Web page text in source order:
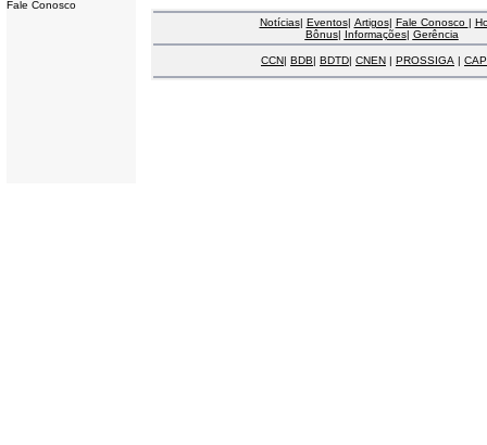
Fale Conosco
Notícias| Eventos| Artigos| Fale Conosco |
Bônus| Informações| Gerência
CCN| BDB| BDTD| CNEN | PROSSIGA |